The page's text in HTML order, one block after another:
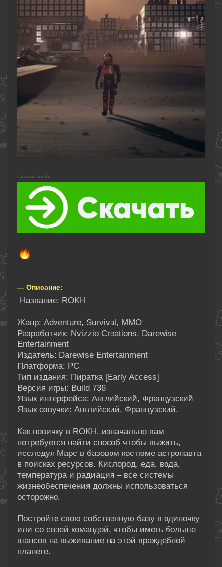
Скачать файл:
— Описание:
Название: ROKH
Жанр: Adventure, Survival, MMO
Разработчик: Nvizzio Creations, Darewise
Entertainment
Издатель: Darewise Entertainment
Платформа: PC
Тип издания: Пиратка [Early Access]
Версия игры: Build 736
Язык интерфейса: Английский, Французский
Язык озвучки: Английский, Французский.
Как новичку в ROKH, изначально вам
потребуется найти способ чтобы выжить,
исследуя Марс в базовом костюме астронавта
в поисках ресурсов. Кислород, еда, вода,
температура и радиация – все системы
жизнеобеспечения должны использоваться
осторожно.
Постройте свою собственную базу в одиночку
или со своей командой, чтобы иметь больше
шансов на выживание на этой враждебной
планете.